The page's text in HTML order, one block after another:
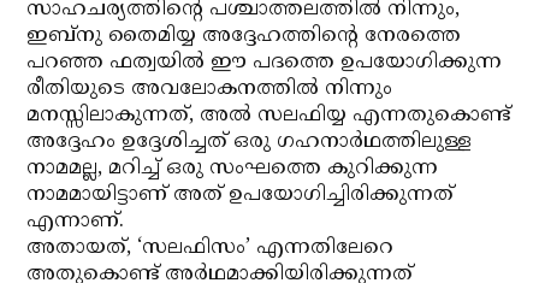
സാഹചര്യത്തിന്റെ പശ്ചാത്തലത്തില്‍ നിന്നും,
ഇബ്നു തൈമിയ്യ അദ്ദേഹത്തിന്റെ നേരത്തെ
പറഞ്ഞ ഫത്വയില്‍ ഈ പദത്തെ ഉപയോഗിക്കുന്ന
രീതിയുടെ അവലോകനത്തില്‍ നിന്നും
മനസ്സിലാകുന്നത്, അല്‍ സലഫിയ്യ എന്നതുകൊണ്ട്
അദ്ദേഹം ഉദ്ദേശിച്ചത് ഒരു ഗഹനാര്‍ഥത്തിലുള്ള
നാമമല്ല, മറിച്ച് ഒരു സംഘത്തെ കുറിക്കുന്ന
നാമമായിട്ടാണ് അത് ഉപയോഗിച്ചിരിക്കുന്നത്
എന്നാണ്.
അതായത്, ‘സലഫിസം’ എന്നതിലേറെ
അതുകൊണ്ട് അര്‍ഥമാക്കിയിരിക്കുന്നത്